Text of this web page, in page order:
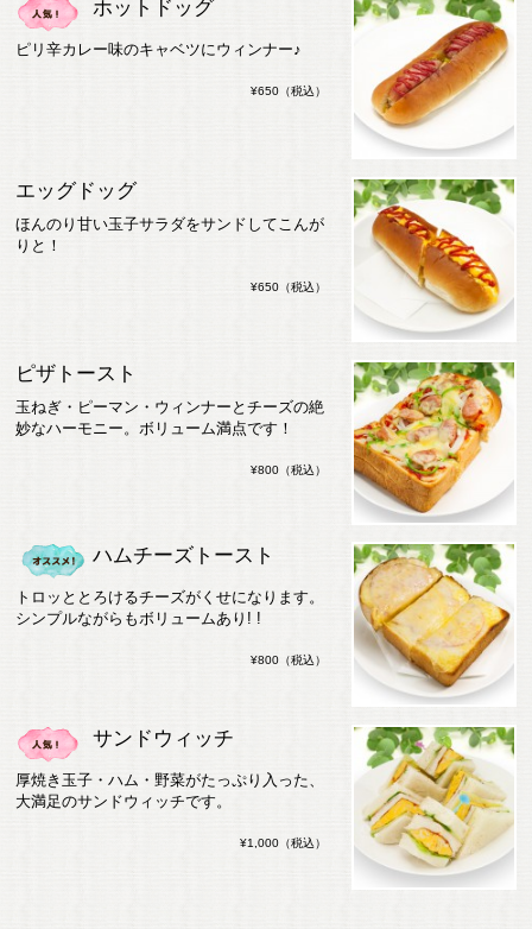
ホットドッグ
ピリ辛カレー味のキャベツにウィンナー♪
¥650（税込）
エッグドッグ
ほんのり甘い玉子サラダをサンドしてこんが
りと！
¥650（税込）
ピザトースト
玉ねぎ・ピーマン・ウィンナーとチーズの絶
妙なハーモニー。ボリューム満点です！
¥800（税込）
ハムチーズトースト
トロッととろけるチーズがくせになります。
シンプルながらもボリュームあり! !
¥800（税込）
サンドウィッチ
厚焼き玉子・ハム・野菜がたっぷり入った、
大満足のサンドウィッチです。
¥1,000（税込）